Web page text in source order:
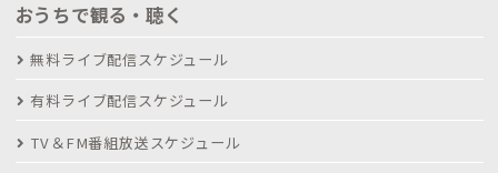
おうちで観る・聴く
無料ライブ配信スケジュール
有料ライブ配信スケジュール
TV＆FM番組放送スケジュール